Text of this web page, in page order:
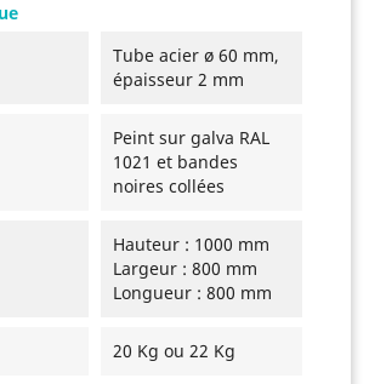
Tube acier ø 60 mm,
épaisseur 2 mm
Peint sur galva RAL
1021 et bandes
noires collées
Hauteur : 1000 mm
Largeur : 800 mm
Longueur : 800 mm
20 Kg ou 22 Kg